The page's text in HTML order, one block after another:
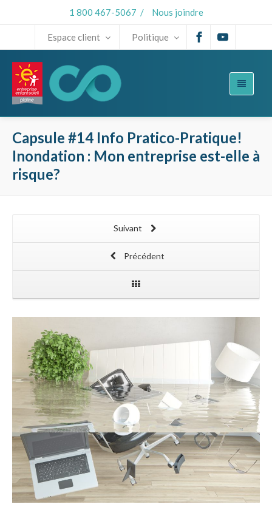
1 800 467-5067 / Nous joindre
Espace client Politique
Capsule #14 Info Pratico-Pratique!
Inondation : Mon entreprise est-elle à
risque?
Suivant
Précédent